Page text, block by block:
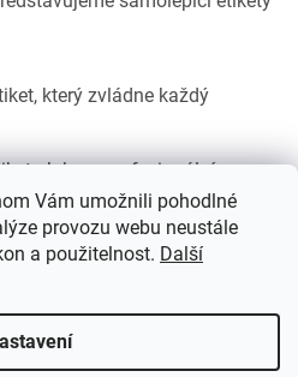
Vám umožnili pohodlné
provozu webu neustále
a použitelnost. Další
který zvládne každý
Jak na profesionální